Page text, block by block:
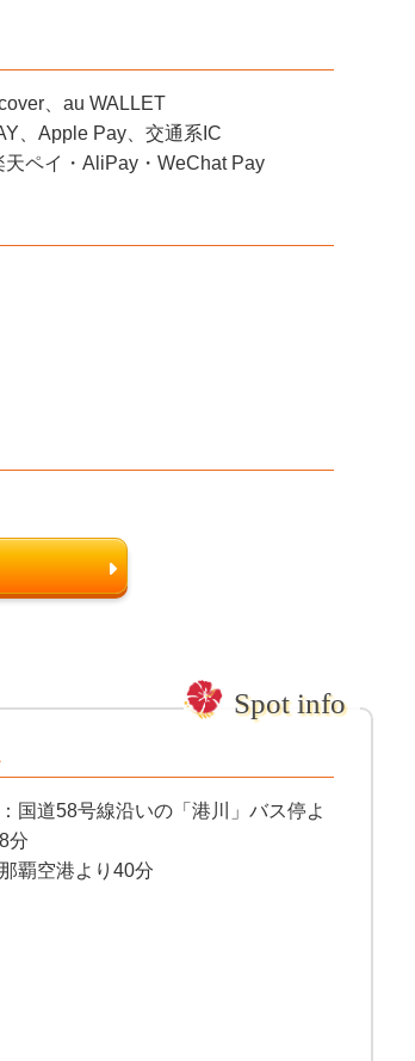
、au WALLET
、Apple Pay、交通系IC
天ペイ・AliPay・WeChat Pay
国道58号線沿いの「港川」バス停よ
分
覇空港より40分